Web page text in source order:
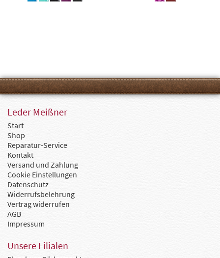
Leder Meißner
Start
Shop
Reparatur-Service
Kontakt
Versand und Zahlung
Cookie Einstellungen
Datenschutz
Widerrufsbelehrung
Vertrag widerrufen
AGB
Impressum
Unsere Filialen